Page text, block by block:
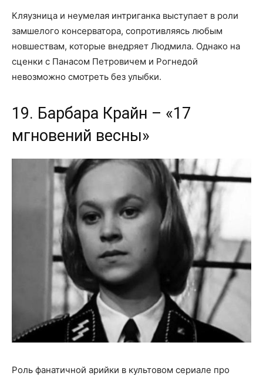
Кляузница и неумелая интриганка выступает в роли
замшелого консерватора, сопротивляясь любым
новшествам, которые внедряет Людмила. Однако на
сценки с Панасом Петровичем и Рогнедой
невозможно смотреть без улыбки.
19. Барбара Крайн – «17
мгновений весны»
Роль фанатичной арийки в культовом сериале про